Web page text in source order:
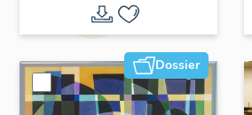
Dossier